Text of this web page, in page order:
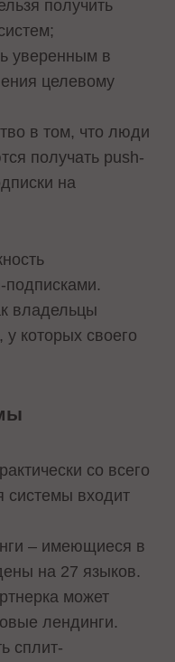
получить
уверенным в
целевому
в том, что люди
получать push-
на
подписками.
владельцы
у которых своего
со всего
системы входит
– имеющиеся в
на 27 языков.
может
лендинги.
сплит-